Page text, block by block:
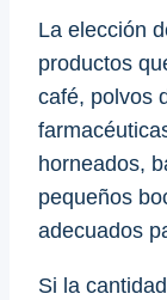
La elección
productos
café, polvos
horneados,
pequeños
adecuados
Si la